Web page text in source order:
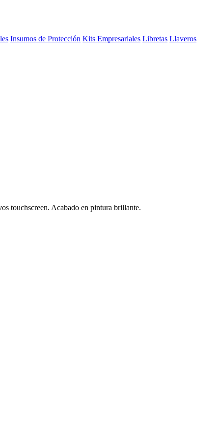
Insumos de Protección Kits Empresariales Libretas Llaveros
touchscreen. Acabado en pintura brillante.